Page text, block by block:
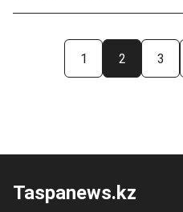
1 2 3
Taspanews.kz